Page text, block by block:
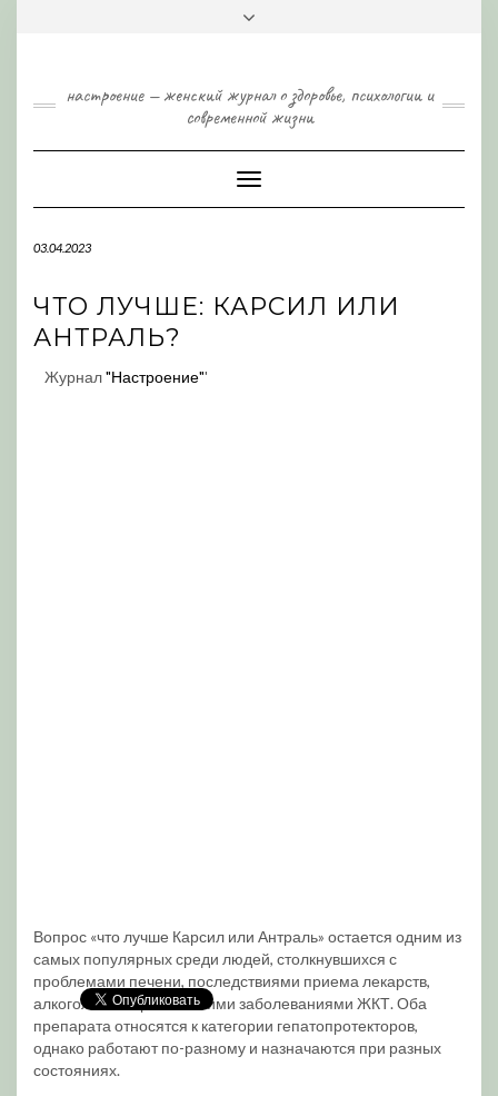
настроение — женский журнал о здоровье, психологии и
современной жизни
Toggle
Navigation
03.04.2023
ЧТО ЛУЧШЕ: КАРСИЛ ИЛИ
АНТРАЛЬ?
Журнал"Настроение"'
Вопрос «что лучше Карсил или Антраль» остается одним из
самых популярных среди людей, столкнувшихся с
проблемами печени, последствиями приема лекарств,
алкоголя или хроническими заболеваниями ЖКТ. Оба
препарата относятся к категории гепатопротекторов,
однако работают по-разному и назначаются при разных
состояниях.